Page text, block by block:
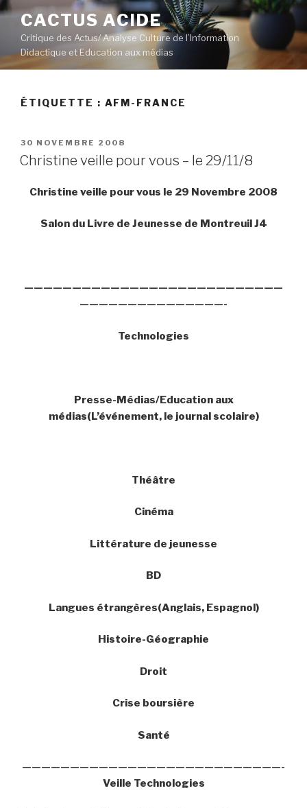
Aller
contenu
principal
CACTUS ACIDE
Critique des Actus/ Analyse Culture de l’Information
Didactique et Education aux médias
ÉTIQUETTE : AFM-FRANCE
PUBLIÉ
LE
30 NOVEMBRE 2008
Christine veille pour vous – le 29/11/8
Christine veille pour vous le 29 Novembre 2008
Salon du Livre de Jeunesse de Montreuil J4
———————————————————————————
———————————————-
Technologies
Presse-Médias/Education aux
médias(L’événement, le journal scolaire)
Théâtre
Cinéma
Littérature de jeunesse
BD
Langues étrangères(Anglais, Espagnol)
Histoire-Géographie
Droit
Crise boursière
Santé
———————————————————————————-
Veille Technologies